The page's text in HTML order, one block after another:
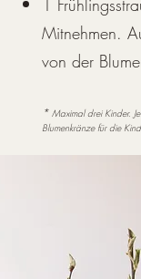
1
Mitnehmen.
von der
* Maximal drei Kinder.
Blumenkränze für die